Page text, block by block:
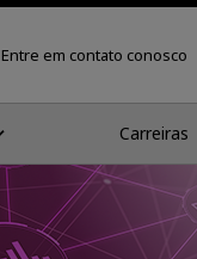
Entre em contato conosco
Carreiras